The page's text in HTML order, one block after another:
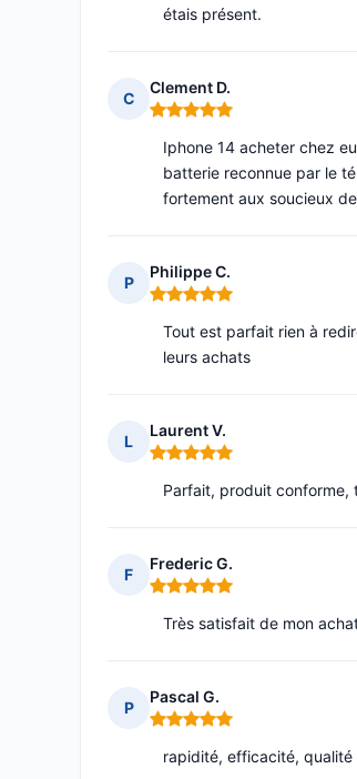
étais présent.
C
Clement D.
Note : 5 sur 5
Iphone 14 acheter chez
batterie reconnue par le
fortement aux soucieux
P
Philippe C.
Note : 5 sur 5
Tout est parfait rien à
leurs achats
L
Laurent V.
Note : 5 sur 5
Parfait, produit conforme,
F
Frederic G.
Note : 5 sur 5
Très satisfait de mon
P
Pascal G.
Note : 5 sur 5
rapidité, efficacité, qualité